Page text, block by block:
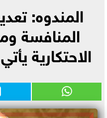
المندوه:
المنافسة
الاحتكارية